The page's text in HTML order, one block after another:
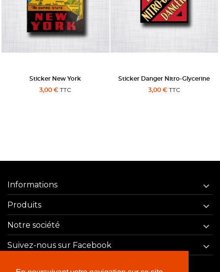
Sticker New York
3,00 € TTC
Sticker Danger Nitro-Glycerine
3,00 €TTC
Informations 
Produits 
Notre société 
Suivez-nous sur Facebook 